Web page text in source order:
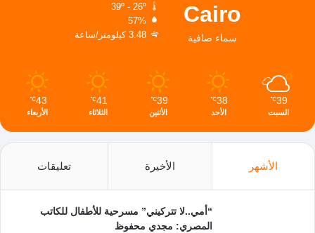
Cairo
سماء صافية
39º - 26º
57%
3.48 كيلومتر/ساعة
39
℃
السبت
38
℃
الأحد
39
℃
الأثنين
41
℃
الثلاثاء
43
℃
الأربعاء
الأشهر الأخيرة تعليقات
“أمي..لا تتركيني” مسرحية للأطفال للكاتب
المصري: مجدي محفوظ